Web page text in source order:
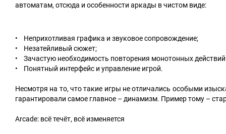
автоматам, отсюда и особенности аркады в чистом виде:
• Неприхотливая графика и звуковое сопровождение;
• Незатейливый сюжет;
• Зачастую необходимость повторения монотонных
• Понятный интерфейс и управление игрой.
Несмотря на то, что такие игры не отличались особыми
гарантировали самое главное – динамизм. Пример тому –
Arcade: всё течёт, всё изменяется